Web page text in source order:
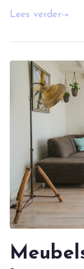
Lees verder